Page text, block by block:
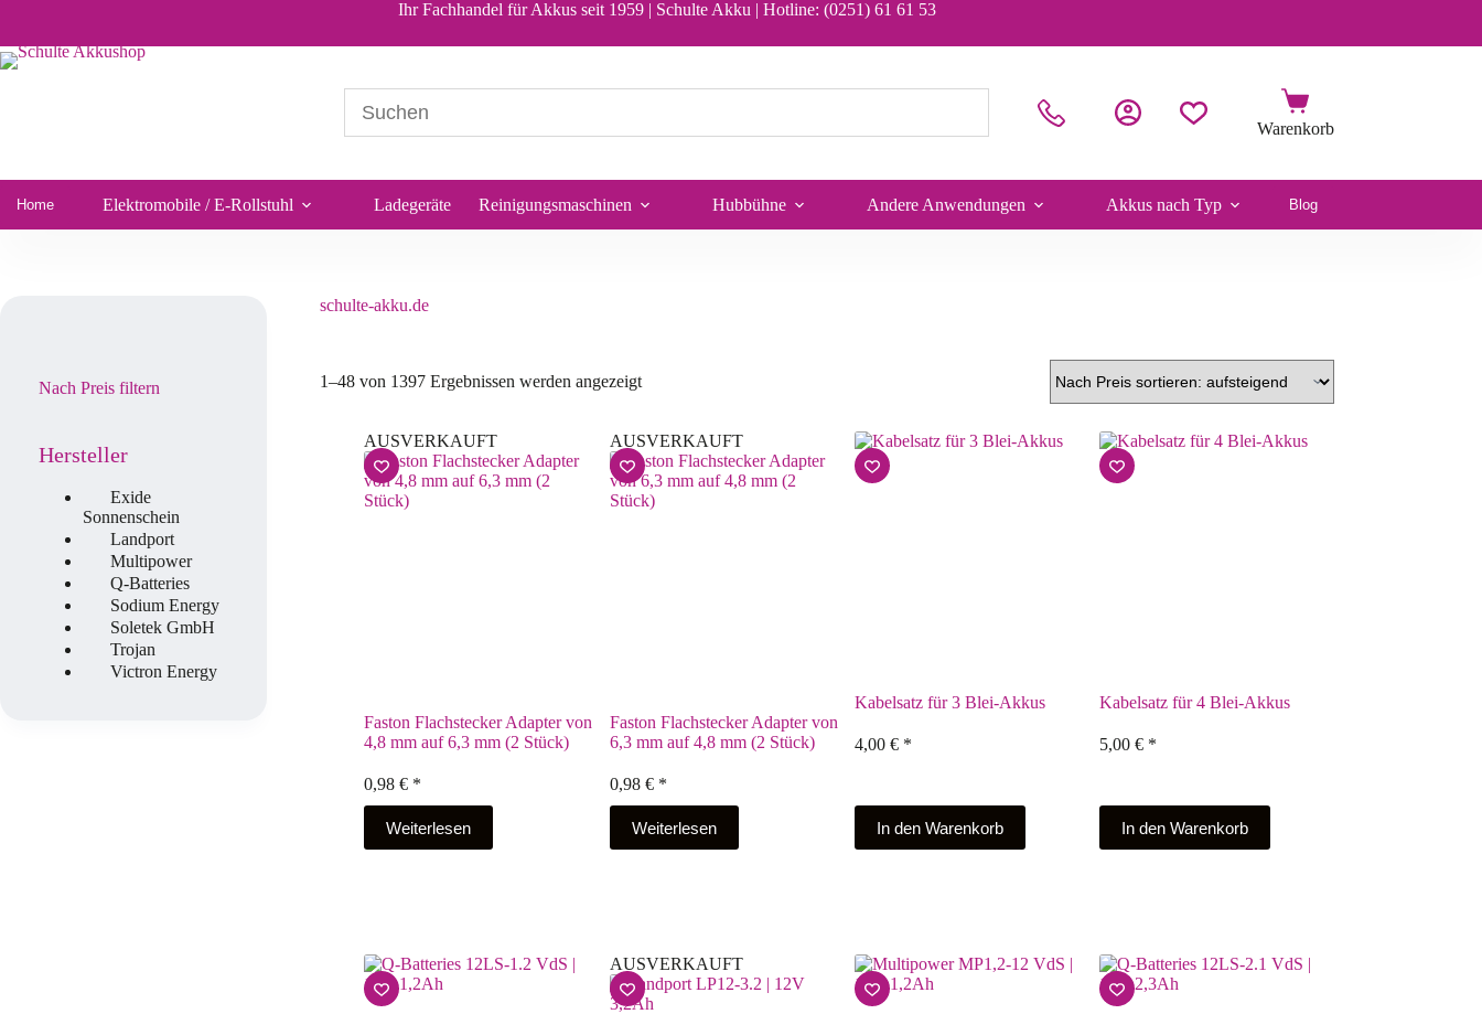
Ihr Fachhandel für Akkus seit 1959 | Schulte Akku | Hotline: (0251) 61 61 53
Home Elektromobile / E-Rollstuhl Ladegeräte Reinigungsmaschinen Hubbühne Andere Anwendungen Akkus nach Typ Blog
schulte-akku.de
1–48 von 1397 Ergebnissen werden angezeigt
AUSVERKAUFT
Faston Flachstecker Adapter von
4,8 mm auf 6,3 mm (2 Stück)
0,98€ *
Weiterlesen
AUSVERKAUFT
Faston Flachstecker Adapter von
6,3 mm auf 4,8 mm (2 Stück)
0,98 €*
Weiterlesen
Kabelsatz für 3 Blei-Akkus
4,00 €*
In den Warenkorb
Kabelsatz für 4 Blei-Akkus
5,00€ *
In den Warenkorb
AUSVERKAUFT
Nach Preis filtern
Hersteller
Exide
Sonnenschein
Landport
Multipower
Q-Batteries
Sodium Energy
Soletek GmbH
Trojan
Victron Energy